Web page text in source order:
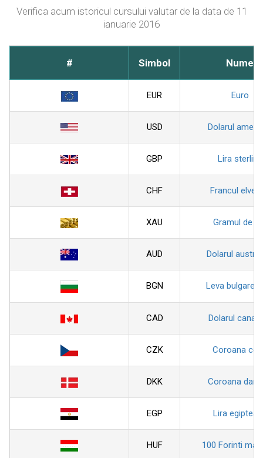
Verifica acum istoricul cursului valutar de la data de 11
ianuarie 2016
# Simbol Nume
EUR Euro
USD Dolarul
GBP Lira sterlina
CHF Francul
XAU Gramul de
AUD Dolarul
BGN Leva
CAD Dolarul
CZK Coroana
DKK Coroana
EGP Lira
HUF 100 Forinti